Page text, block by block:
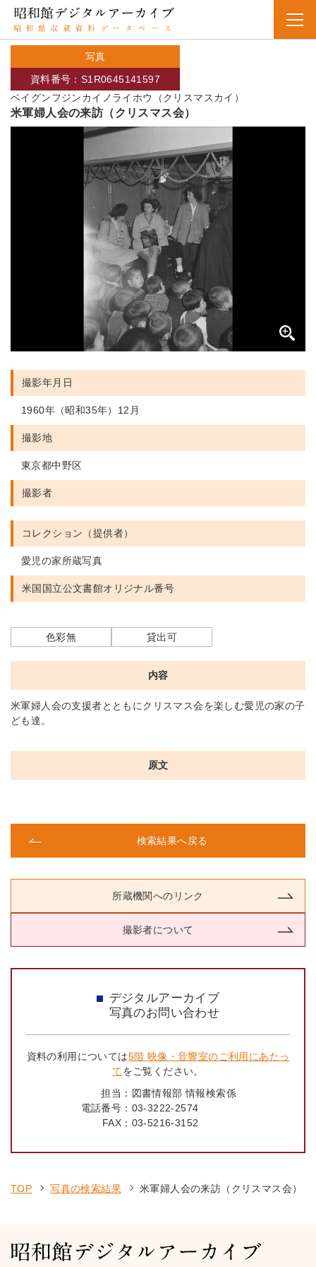
写真
ベイグンフジンカイノライホウ（クリスマスカイ）
資料番号：S1R0645141597
米軍婦人会の来訪（クリスマス会）
撮影年月日
1960年（昭和35年）12月
撮影地
東京都中野区
撮影者
コレクション（提供者）
愛児の家所蔵写真
米国国立公文書館オリジナル番号
色彩無 貸出可
内容
米軍婦人会の支援者とともにクリスマス会を楽しむ愛児の家の子
ども達。
原文
検索結果へ戻る
所蔵機関へのリンク
撮影者について
デジタルアーカイブ
写真のお問い合わせ
資料の利用については5階 映像・音響室のご利用にあたっ
てをご覧ください。
担当： 図書情報部 情報検索係
電話番号： 03-3222-2574
FAX： 03-5216-3152
TOP 写真の検索結果 米軍婦人会の来訪（クリスマス会）